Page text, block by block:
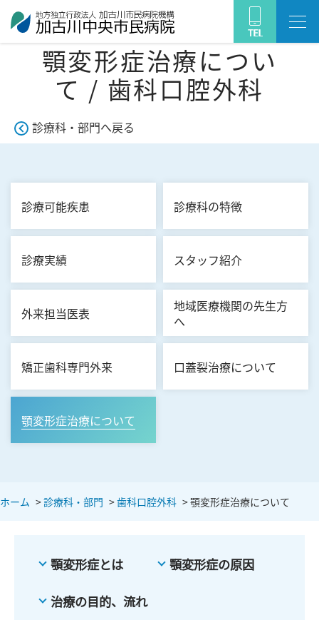
顎変形症治療につい
て / 歯科口腔外科
診療科・部門へ戻る
診療可能疾患 診療科の特徴
診療実績 スタッフ紹介
外来担当医表
地域医療機関の先生方
へ
矯正歯科専門外来 口蓋裂治療について
顎変形症治療について
ホーム >診療科・部門 >歯科口腔外科 >顎変形症治療について
顎変形症とは 顎変形症の原因
治療の目的、流れ